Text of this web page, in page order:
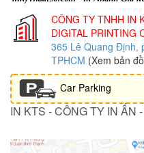
CÔNG TY TNHH IN
DIGITAL PRINTING
365 Lê Quang Định,
TPHCM (Xem bản
Car Parking
IN KTS - CÔNG TY IN ẤN